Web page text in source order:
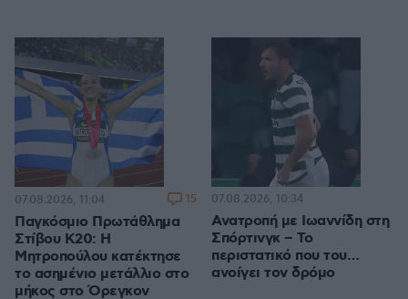
Παγκόσμιο Πρωτάθλημα
Στίβου Κ20: Η
Μητροπούλου κατέκτησε
το ασημένιο μετάλλιο στο
μήκος στο Όρεγκον
07.08.2026, 11:04 15
Ανατροπή με Ιωαννίδη στη
Σπόρτινγκ – Το
περιστατικό που του…
ανοίγει τον δρόμο
07.08.2026, 10:34